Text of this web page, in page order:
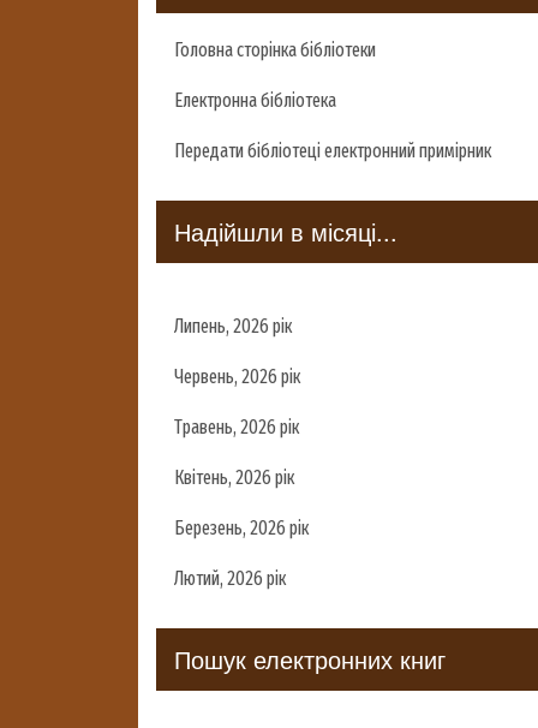
Головна сторінка бібліотеки
Електронна бібліотека
Передати бібліотеці електронний примірник
Надійшли в місяці...
Липень, 2026 рік
Червень, 2026 рік
Травень, 2026 рік
Квітень, 2026 рік
Березень, 2026 рік
Лютий, 2026 рік
Пошук електронних книг